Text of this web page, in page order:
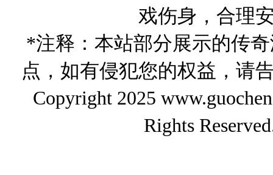
戏伤身，合理
*注释：本站部分展示的传
点，如有侵犯您的权益，请
Copyright 2025
Rights